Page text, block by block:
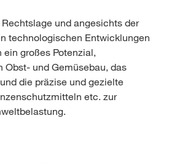
und angesichts der
technologischen Entwicklungen
ein großes Potenzial,
Obst- und Gemüsebau, das
die präzise und gezielte
etc. zur